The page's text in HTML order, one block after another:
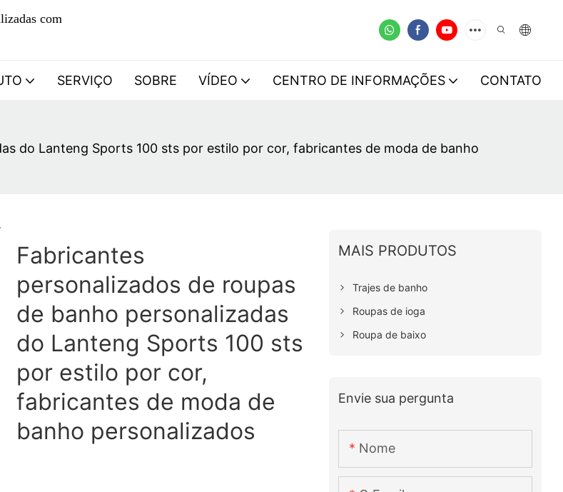
com
SERVIÇO SOBRE VÍDEO CENTRO DE INFORMAÇÕES CONTATO
do Lanteng Sports 100 sts por estilo por cor, fabricantes de moda de banho
Fabricantes
personalizados de roupas
de banho personalizadas
do Lanteng Sports 100 sts
por estilo por cor,
fabricantes de moda de
banho personalizados
MAIS PRODUTOS
Trajes de banho
Roupas de ioga
Roupa de baixo
Envie sua pergunta
Nome